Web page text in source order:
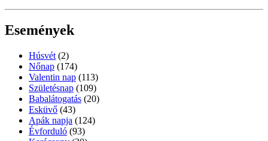
Események
Húsvét (2)
Nőnap (174)
Valentin nap (113)
Születésnap (109)
Babalátogatás (20)
Esküvő (43)
Apák napja (124)
Évforduló (93)